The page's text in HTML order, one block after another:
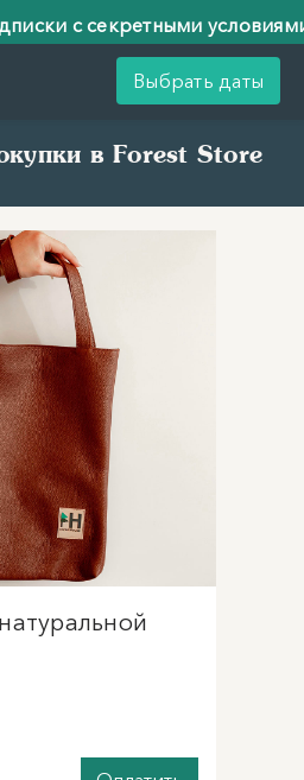
с секретными условиями!
с секретными условиями!
Выбрать даты
в Forest Store